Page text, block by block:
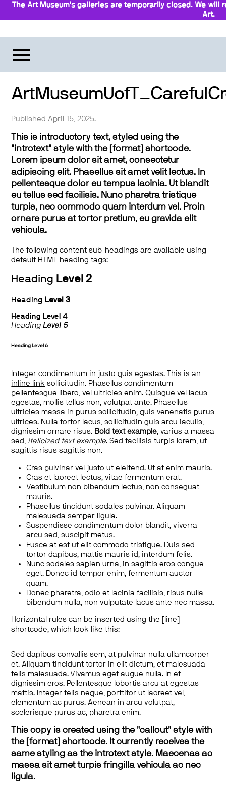
The Art Museum’s galleries are temporarily closed. We
Art.
Published April 15, 2025.
This is introductory text, styled using the
"introtext" style with the [format] shortcode.
Lorem ipsum dolor sit amet, consectetur
adipiscing elit. Phasellus sit amet velit lectus. In
pellentesque dolor eu tempus lacinia. Ut blandit
eu tellus sed facilisis. Nunc pharetra tristique
turpis, nec commodo quam interdum vel. Proin
ornare purus at tortor pretium, eu gravida elit
vehicula.
The following content sub-headings are available using
default HTML heading tags:
Heading Level 2
Heading Level 3
Heading Level 4
HeadingLevel 5
Heading Level 6
Integer condimentum in justo quis egestas.
This is an
inline link sollicitudin. Phasellus condimentum
pellentesque libero, vel ultricies enim. Quisque vel lacus
egestas, mollis tellus non, volutpat ante. Phasellus
ultricies massa in purus sollicitudin, quis venenatis purus
ultrices. Nulla tortor lacus, sollicitudin quis arcu iaculis,
dignissim ornare risus. Bold text example, varius a massa
sed, italicized text example. Sed facilisis turpis lorem, ut
sagittis risus sagittis non.
Cras pulvinar vel justo ut eleifend. Ut at enim mauris.
Cras et laoreet lectus, vitae fermentum erat.
Vestibulum non bibendum lectus, non consequat
mauris.
Phasellus tincidunt sodales pulvinar. Aliquam
malesuada semper ligula.
Suspendisse condimentum dolor blandit, viverra
arcu sed, suscipit metus.
Fusce at est ut elit commodo tristique. Duis sed
tortor dapibus, mattis mauris id, interdum felis.
Nunc sodales sapien urna, in sagittis eros congue
eget. Donec id tempor enim, fermentum auctor
quam.
Donec pharetra, odio et lacinia facilisis, risus nulla
bibendum nulla, non vulputate lacus ante nec massa.
Horizontal rules can be inserted using the [line]
shortcode, which look like this:
Sed dapibus convallis sem, at pulvinar nulla ullamcorper
et. Aliquam tincidunt tortor in elit dictum, et malesuada
felis malesuada. Vivamus eget augue nulla. In et
dignissim eros. Pellentesque lobortis arcu at egestas
mattis. Integer felis neque, porttitor ut laoreet vel,
elementum ac purus. Aenean in arcu volutpat,
scelerisque purus ac, pharetra enim.
This copy is created using the "callout" style with
the [format] shortcode. It currently receives the
same styling as the introtext style. Maecenas ac
massa sit amet turpis fringilla vehicula ac nec
ligula.